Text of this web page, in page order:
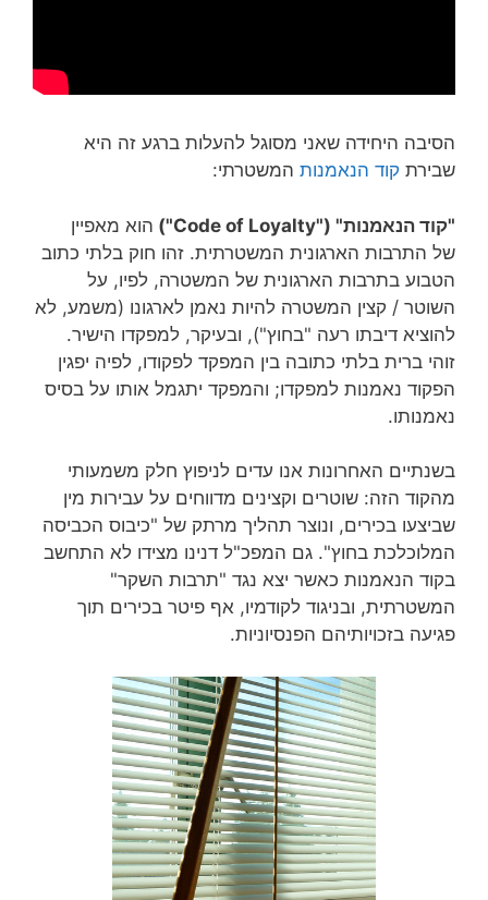
הסיבה היחידה שאני מסוגל להעלות ברגע זה היא
שבירת קוד הנאמנות המשטרתי:
"קוד הנאמנות" ("Code of Loyalty")
הוא מאפיין
של התרבות הארגונית המשטרתית. זהו חוק בלתי כתוב
הטבוע בתרבות הארגונית של המשטרה, לפיו, על
השוטר / קצין המשטרה להיות נאמן לארגונו (משמע, לא
להוציא דיבתו רעה "בחוץ"), ובעיקר, למפקדו הישיר.
זוהי ברית בלתי כתובה בין המפקד לפקודו, לפיה יפגין
הפקוד נאמנות למפקדו; והמפקד יתגמל אותו על בסיס
נאמנותו.
בשנתיים האחרונות אנו עדים לניפוץ חלק משמעותי
מהקוד הזה: שוטרים וקצינים מדווחים על עבירות מין
שביצעו בכירים, ונוצר תהליך מרתק של "כיבוס הכביסה
המלוכלכת בחוץ". גם המפכ"ל דנינו מצידו לא התחשב
בקוד הנאמנות כאשר יצא נגד "תרבות השקר"
המשטרתית, ובניגוד לקודמיו, אף פיטר בכירים תוך
פגיעה בזכויותיהם הפנסיוניות.